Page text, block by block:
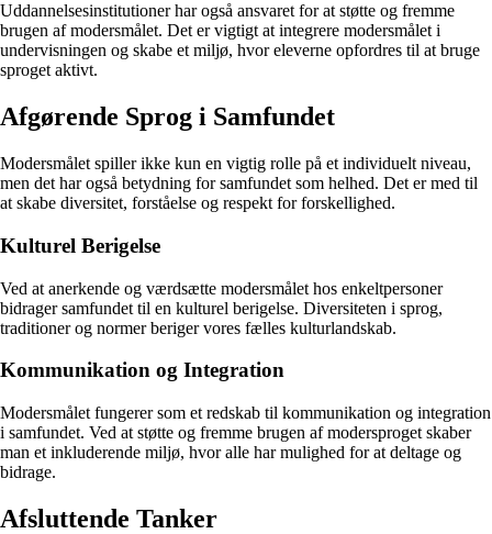
Uddannelsesinstitutioner har også ansvaret for at støtte og fremme
brugen af modersmålet. Det er vigtigt at integrere modersmålet i
undervisningen og skabe et miljø, hvor eleverne opfordres til at bruge
sproget aktivt.
Afgørende Sprog i Samfundet
Modersmålet spiller ikke kun en vigtig rolle på et individuelt niveau,
men det har også betydning for samfundet som helhed. Det er med til
at skabe diversitet, forståelse og respekt for forskellighed.
Kulturel Berigelse
Ved at anerkende og værdsætte modersmålet hos enkeltpersoner
bidrager samfundet til en kulturel berigelse. Diversiteten i sprog,
traditioner og normer beriger vores fælles kulturlandskab.
Kommunikation og Integration
Modersmålet fungerer som et redskab til kommunikation og integration
i samfundet. Ved at støtte og fremme brugen af modersproget skaber
man et inkluderende miljø, hvor alle har mulighed for at deltage og
bidrage.
Afsluttende Tanker